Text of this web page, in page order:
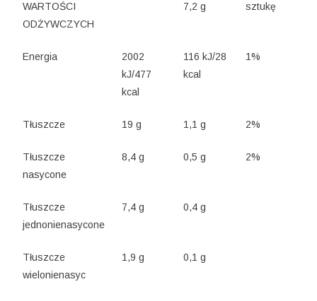
WARTOŚCI
ODŻYWCZYCH
7,2 g sztukę
Energia
2002
kJ/477
kcal
116 kJ/28
kcal
1%
Tłuszcze 19 g 1,1 g 2%
Tłuszcze
nasycone
8,4 g 0,5 g 2%
Tłuszcze
jednonienasycone
7,4 g 0,4 g
Tłuszcze
wielonienasyc
1,9 g 0,1 g